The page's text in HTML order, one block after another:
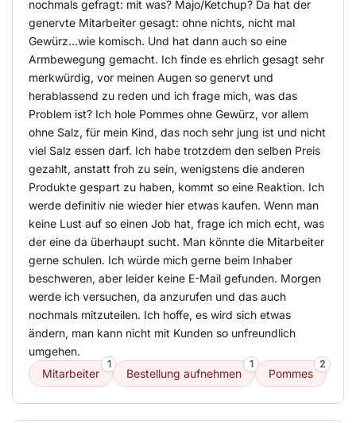
nochmals gefragt: mit was? Majo/Ketchup? Da hat der
genervte Mitarbeiter gesagt: ohne nichts, nicht mal
Gewürz…wie komisch. Und hat dann auch so eine
Armbewegung gemacht. Ich finde es ehrlich gesagt sehr
merkwürdig, vor meinen Augen so genervt und
herablassend zu reden und ich frage mich, was das
Problem ist? Ich hole Pommes ohne Gewürz, vor allem
ohne Salz, für mein Kind, das noch sehr jung ist und nicht
viel Salz essen darf. Ich habe trotzdem den selben Preis
gezahlt, anstatt froh zu sein, wenigstens die anderen
Produkte gespart zu haben, kommt so eine Reaktion. Ich
werde definitiv nie wieder hier etwas kaufen. Wenn man
keine Lust auf so einen Job hat, frage ich mich echt, was
der eine da überhaupt sucht. Man könnte die Mitarbeiter
gerne schulen. Ich würde mich gerne beim Inhaber
beschweren, aber leider keine E-Mail gefunden. Morgen
werde ich versuchen, da anzurufen und das auch
nochmals mitzuteilen. Ich hoffe, es wird sich etwas
ändern, man kann nicht mit Kunden so unfreundlich
umgehen.
Mitarbeiter
1
Bestellung aufnehmen
1
Pommes
2